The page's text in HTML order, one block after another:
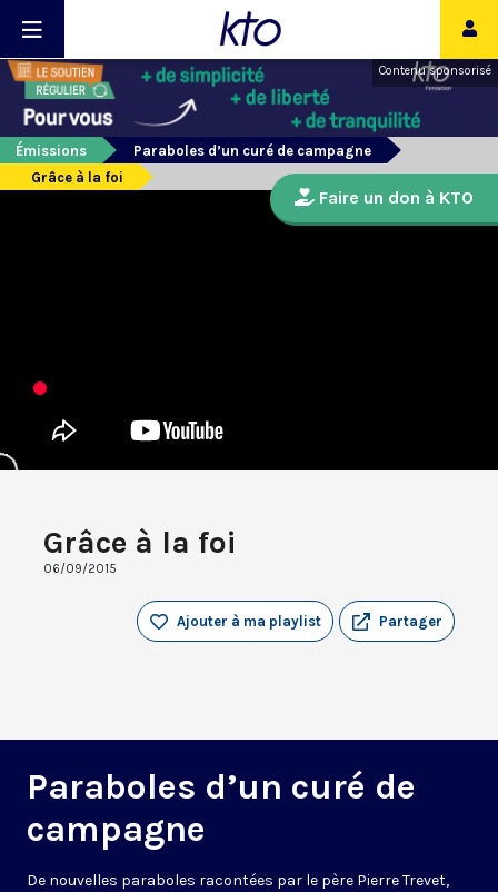
Contenu sponsorisé
Émissions
Paraboles d’un curé de campagne
Grâce à la foi
Grâce à la foi
06/09/2015
Partager
Ajouter à ma playlist
Paraboles d’un curé de
campagne
De nouvelles paraboles racontées par le père Pierre Trevet,
Faire un don à KTO